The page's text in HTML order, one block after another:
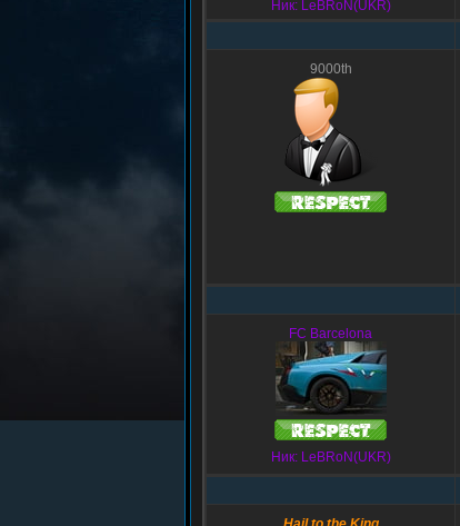
Ник: LeBRoN(UKR)
9000th
FC Barcelona
Ник: LeBRoN(UKR)